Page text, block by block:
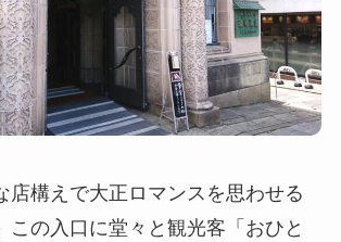
店構えで大正ロマンスを思わせる
この入口に堂々と観光客「おひと